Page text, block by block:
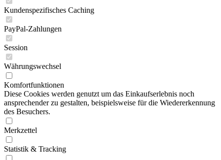
Kundenspezifisches Caching
PayPal-Zahlungen
Session
Währungswechsel
Komfortfunktionen
Diese Cookies werden genutzt um das Einkaufserlebnis noch
ansprechender zu gestalten, beispielsweise für die Wiedererkennung
des Besuchers.
Merkzettel
Statistik & Tracking